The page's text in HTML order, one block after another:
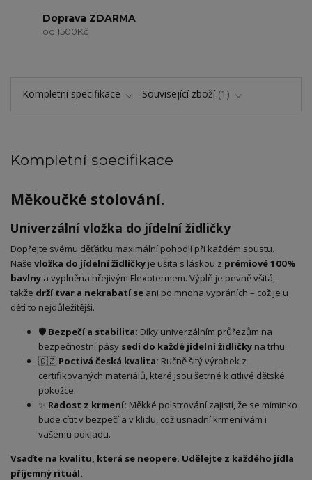
Doprava ZDARMA
od 1500Kč
Kompletní specifikace Související zboží 1
Kompletní specifikace
Měkoučké stolování.
Univerzální vložka do jídelní židličky
Dopřejte svému děťátku maximální pohodlí při každém soustu.
Naše vložka do jídelní židličky je ušita s láskou z prémiové 100%
bavlny a vyplněna hřejivým Flexotermem. Výplň je pevně všitá,
takže drží tvar a nekrabatí se ani po mnoha vypráních – což je u
dětí to nejdůležitější.
🛡️ Bezpečí a stabilita: Díky univerzálním průřezům na
bezpečnostní pásy sedí do každé jídelní židličky na trhu.
🇨🇿 Poctivá česká kvalita: Ručně šitý výrobek z
certifikovaných materiálů, které jsou šetrné k citlivé dětské
pokožce.
✨ Radost z krmení: Měkké polstrování zajistí, že se miminko
bude cítit v bezpečí a v klidu, což usnadní krmení vám i
vašemu pokladu.
Vsaďte na kvalitu, která se neopere. Udělejte z každého jídla
příjemný rituál.